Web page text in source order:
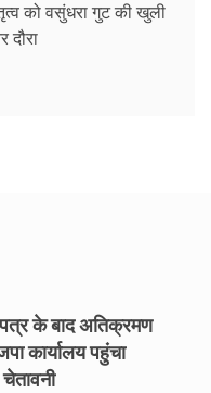
को वसुंधरा गुट की खुली
दौरा
के बाद अतिक्रमण
कार्यालय पहुंचा